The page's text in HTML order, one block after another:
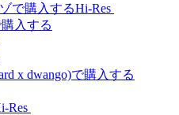
Hi-Res
Res